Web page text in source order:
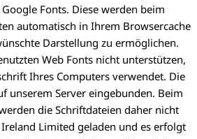
Fonts. Diese werden beim
automatisch in Ihrem Browsercache
Darstellung zu ermöglichen.
Web Fonts nicht unterstützen,
Ihres Computers verwendet. Die
unserem Server eingebunden. Beim
die Schriftdateien daher nicht
Limited geladen und es erfolgt